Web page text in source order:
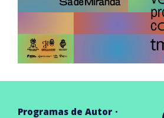
Programas de Autor